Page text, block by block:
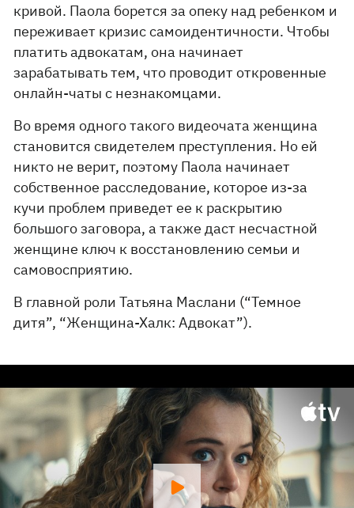
кривой. Паола борется за опеку над ребенком и
переживает кризис самоидентичности. Чтобы
платить адвокатам, она начинает
зарабатывать тем, что проводит откровенные
онлайн-чаты с незнакомцами.
Во время одного такого видеочата женщина
становится свидетелем преступления. Но ей
никто не верит, поэтому Паола начинает
собственное расследование, которое из-за
кучи проблем приведет ее к раскрытию
большого заговора, а также даст несчастной
женщине ключ к восстановлению семьи и
самовосприятию.
В главной роли Татьяна Маслани (“Темное
дитя”, “Женщина-Халк: Адвокат”).